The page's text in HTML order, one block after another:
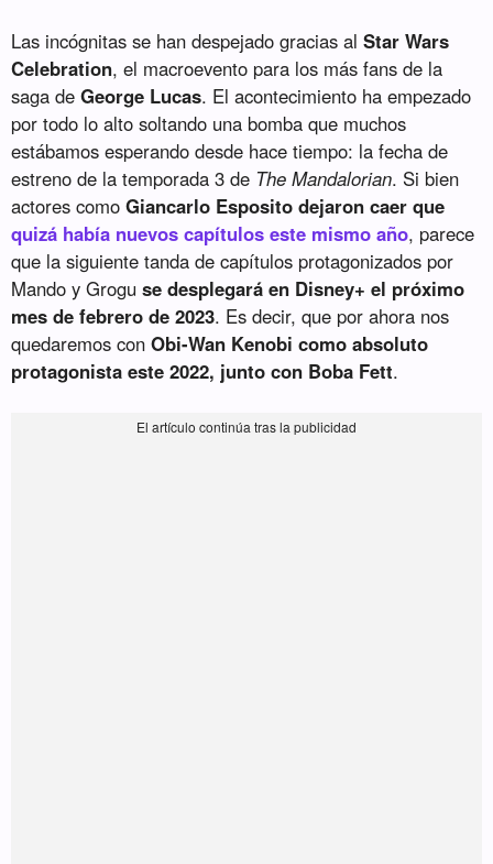
Las incógnitas se han despejado gracias alStar Wars
Celebration, el macroevento para los más fans de la
saga deGeorge Lucas. El acontecimiento ha empezado
por todo lo alto soltando una bomba que muchos
estábamos esperando desde hace tiempo: la fecha de
estreno de la temporada 3 de The Mandalorian. Si bien
actores comoGiancarlo Esposito dejaron caer que
quizá había nuevos capítulos este mismo año, parece
que la siguiente tanda de capítulos protagonizados por
Mando y Groguse desplegará en Disney+ el próximo
mes de febrero de 2023. Es decir, que por ahora nos
quedaremos conObi-Wan Kenobi como absoluto
protagonista este 2022, junto con Boba Fett.